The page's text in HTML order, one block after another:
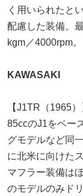
く用いられたと
配慮した装備。
kgm／4000rpm。
KAWASAKI
【J1TR（1965）
85ccのJ1をベー
グモデルなど同
に北米に向けた
マフラー装備は
のモデルのみド